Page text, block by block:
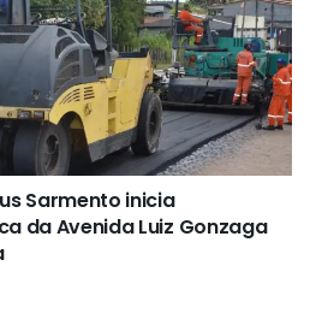
Sarmento inicia
da Avenida Luiz Gonzaga